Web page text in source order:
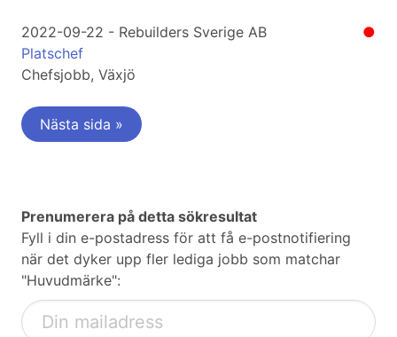
●
2022-09-22 - Rebuilders Sverige AB
Platschef
Chefsjobb, Växjö
Nästa sida »
Prenumerera på detta sökresultat
Fyll i din e-postadress för att få e-postnotifiering
när det dyker upp fler lediga jobb som matchar
"Huvudmärke":